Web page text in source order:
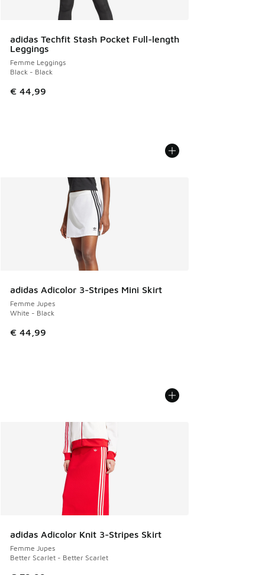
adidas Techfit Stash Pocket Full-length
Leggings
Femme Leggings
Black - Black
€ 44,99
adidas Adicolor 3-Stripes Mini Skirt
Femme Jupes
White - Black
€ 44,99
adidas Adicolor Knit 3-Stripes Skirt
Femme Jupes
Better Scarlet - Better Scarlet